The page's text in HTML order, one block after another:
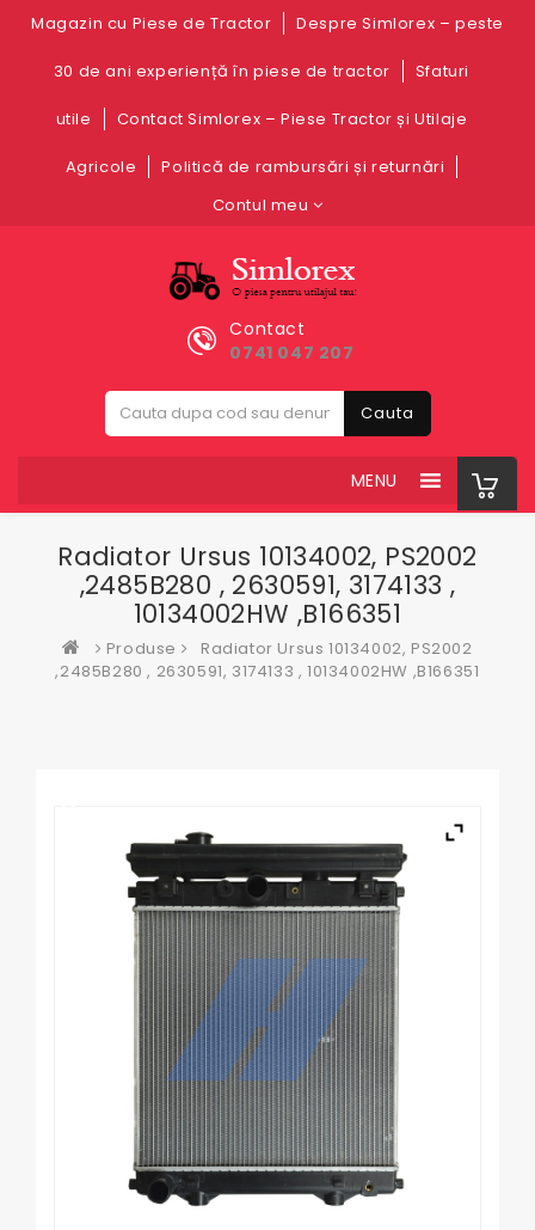
Magazin cu Piese de Tractor Despre Simlorex – peste
30 de ani experiență în piese de tractor Sfaturi
utile Contact Simlorex – Piese Tractor și Utilaje
Agricole
Politică de rambursări și returnări
Contul meu
Contact
0741 047 207
Cauta
MENU
Radiator Ursus 10134002, PS2002
,2485B280 , 2630591, 3174133 ,
10134002HW ,B166351
Produse
Radiator Ursus 10134002, PS2002
,2485B280 , 2630591, 3174133 , 10134002HW ,B166351